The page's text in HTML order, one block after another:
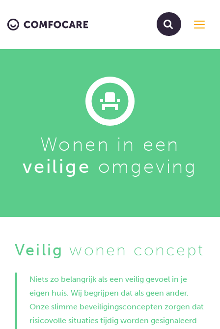
Wonen in een
veilige omgeving
Veilig wonen concept
Niets zo belangrijk als een veilig gevoel in je
eigen huis. Wij begrijpen dat als geen ander.
Onze slimme beveiligingsconcepten zorgen dat
risicovolle situaties tijdig worden gesignaleerd